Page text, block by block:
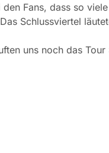
Fans, dass so
Schlussviertel
uns noch das